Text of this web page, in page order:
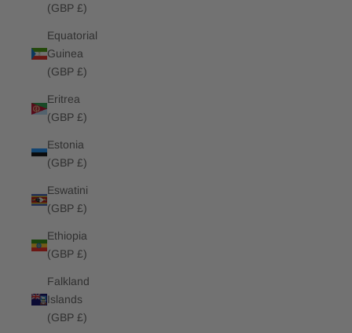
(GBP £)
Equatorial
Guinea
(GBP £)
Eritrea
(GBP £)
Estonia
(GBP £)
Eswatini
(GBP £)
Ethiopia
(GBP £)
Falkland
Islands
(GBP £)